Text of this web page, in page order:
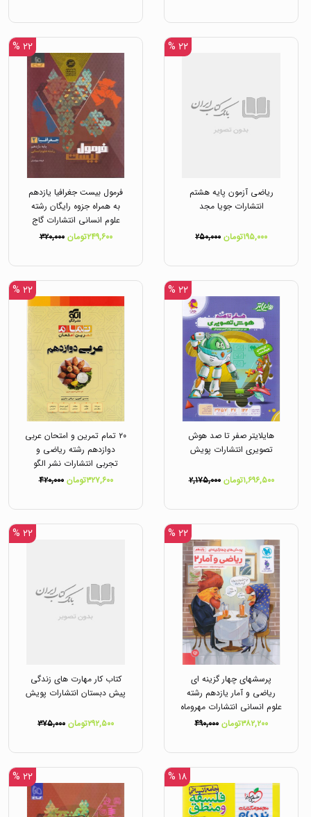
۲۲ %
ریاضی آزمون پایه هشتم
انتشارات جویا مجد
۱۹۵,۰۰۰تومان ۲۵۰,۰۰۰
۲۲ %
فرمول بیست جغرافیا یازدهم
به همراه جزوه رایگان رشته
علوم انسانی انتشارات گاج
۲۴۹,۶۰۰تومان
۳۲۰,۰۰۰
۲۲ %
هایلایتر صفر تا صد هوش
تصویری انتشارات پویش
۱,۶۹۶,۵۰۰تومان ۲,۱۷۵,۰۰۰
۲۲ %
۲۰ تمام تمرین و امتحان عربی
دوازدهم رشته ریاضی و
تجربی انتشارات نشر الگو
۳۲۷,۶۰۰تومان
۴۲۰,۰۰۰
۲۲ %
پرسشهای چهار گزینه ای
ریاضی و آمار یازدهم رشته
علوم انسانی انتشارات مهروماه
۳۸۲,۲۰۰تومان
۴۹۰,۰۰۰
۲۲ %
کتاب کار مهارت های زندگی
پیش دبستان انتشارات پویش
۲۹۲,۵۰۰تومان ۳۷۵,۰۰۰
۱۸ % ۲۲ %